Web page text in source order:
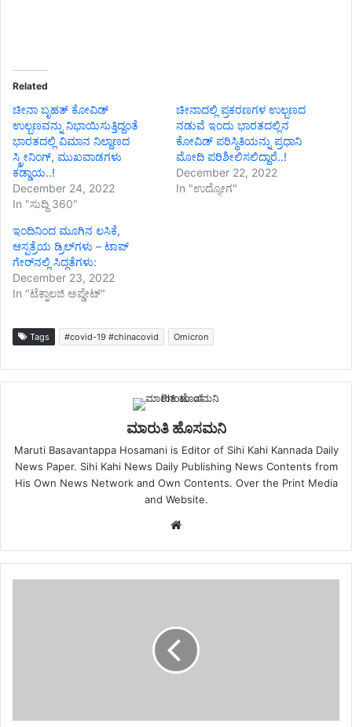
Related
ಚೀನಾ ಬೃಹತ್ ಕೋವಿಡ್
ಉಲ್ಬಣವನ್ನು ನಿಭಾಯಿಸುತ್ತಿದ್ದಂತೆ
ಭಾರತದಲ್ಲಿ ವಿಮಾನ ನಿಲ್ದಾಣದ
ಸ್ಕ್ರೀನಿಂಗ್, ಮುಖವಾಡಗಳು
ಕಡ್ಡಾಯ..!
December 24, 2022
In "ಸುದ್ದಿ 360"
ಚೀನಾದಲ್ಲಿ ಪ್ರಕರಣಗಳ ಉಲ್ಬಣದ
ನಡುವೆ ಇಂದು ಭಾರತದಲ್ಲಿನ
ಕೋವಿಡ್ ಪರಿಸ್ಥಿತಿಯನ್ನು ಪ್ರಧಾನಿ
ಮೋದಿ ಪರಿಶೀಲಿಸಲಿದ್ದಾರೆ..!
December 22, 2022
In "ಉದ್ಯೋಗ"
ಇಂದಿನಿಂದ ಮೂಗಿನ ಲಸಿಕೆ,
ಆಸ್ಪತ್ರೆಯ ಡ್ರಿಲ್‌ಗಳು – ಟಾಪ್
ಗೇರ್‌ನಲ್ಲಿ ಸಿದ್ಧತೆಗಳು:
December 23, 2022
In "ಟೆಕ್ನಾಲಜಿ ಅಪ್ಡೇಟ್"
Tags #covid-19 #chinacovid Omicron
ಮಾರುತಿ ಹೊಸಮನಿ
Maruti Basavantappa Hosamani is Editor of Sihi Kahi Kannada Daily
News Paper. Sihi Kahi News Daily Publishing News Contents from
His Own News Network and Own Contents. Over the Print Media
and Website.
Website